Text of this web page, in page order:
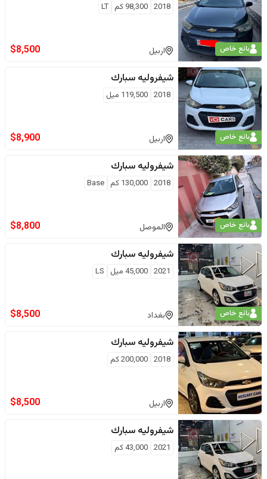
بائع خاص
2018
98,300 كم LT
اربيل $8,500
بائع خاص
شيفروليه سبارك
2018
119,500 ميل
اربيل $8,900
بائع خاص
شيفروليه سبارك
2018
130,000 كم Base
الموصل $8,800
بائع خاص
شيفروليه سبارك
2021
45,000 ميل LS
بغداد $8,500
شيفروليه سبارك
2018
200,000كم
اربيل $8,500
شيفروليه سبارك
2021
43,000كم